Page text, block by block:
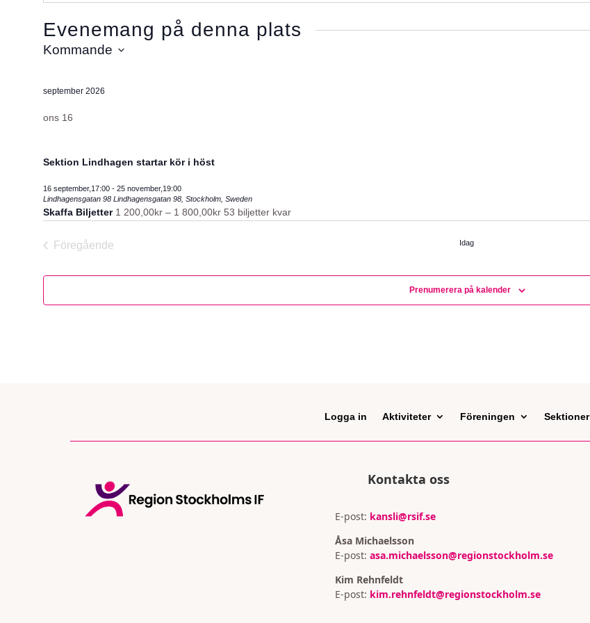
Evenemang på denna plats
Kommande
september 2026
ons 16
Sektion Lindhagen startar kör i höst
16 september,17:00- 25 november,19:00
Lindhagensgatan 98 Lindhagensgatan 98, Stockholm, Sweden
Skaffa Biljetter 1 200,00kr – 1 800,00kr 53 biljetter kvar
Föregående
Idag
Prenumerera på kalender
Logga in Aktiviteter Föreningen Sektioner
Kontakta oss
E-post: kansli@rsif.se
Åsa Michaelsson
E-post: asa.michaelsson@regionstockholm.se
Kim Rehnfeldt
E-post: kim.rehnfeldt@regionstockholm.se